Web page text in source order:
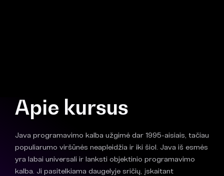
Apie kursus
Java programavimo kalba užgimė dar 1995-aisiais, tačiau
populiarumo viršūnės neapleidžia ir iki šiol. Java iš esmės
yra labai universali ir lanksti objektinio programavimo
kalba. Ji pasitelkiama daugelyje sričių, įskaitant